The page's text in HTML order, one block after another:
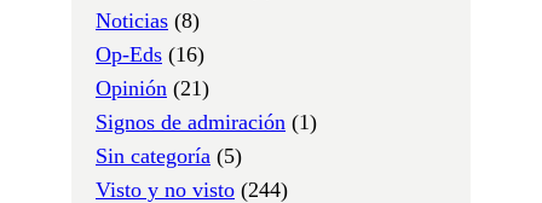
Noticias (8)
Op-Eds (16)
Opinión (21)
Signos de admiración (1)
Sin categoría (5)
Visto y no visto (244)